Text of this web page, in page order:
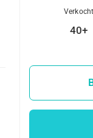
Verkocht
40+